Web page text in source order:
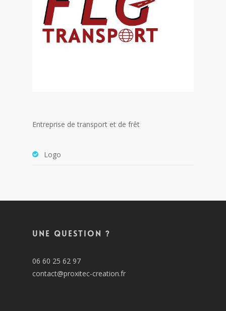
Entreprise de transport et de frêt
Logo
Une question ?
06 60 25 62 97
contact@proxitec-creation.fr